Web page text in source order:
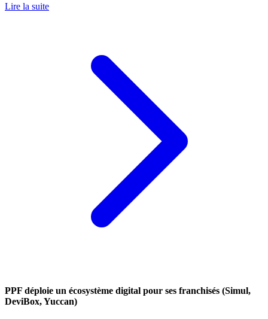
Lire la suite
PPF déploie un écosystème digital pour ses franchisés (Simul,
DeviBox, Yuccan)